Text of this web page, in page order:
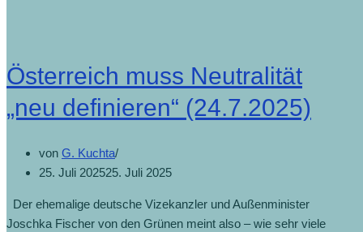
Österreich muss Neutralität
„neu definieren“ (24.7.2025)
von G. Kuchta
25. Juli 202525. Juli 2025
Der ehemalige deutsche Vizekanzler und Außenminister
Joschka Fischer von den Grünen meint also – wie sehr viele